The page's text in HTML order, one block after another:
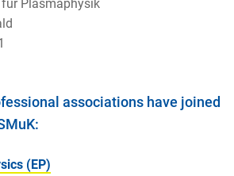
Plasmaphysik
associations have joined
(EP)